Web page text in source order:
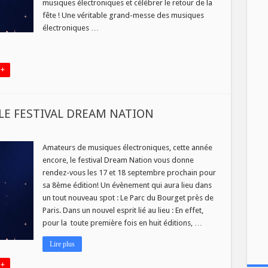
musiques électroniques et célébrer le retour de la
fête ! Une véritable grand-messe des musiques
électroniques …
FESTIVAL DREAM NATION
Amateurs de musiques électroniques, cette année
encore, le festival Dream Nation vous donne
rendez-vous les 17 et 18 septembre prochain pour
sa 8ème édition! Un évènement qui aura lieu dans
un tout nouveau spot : Le Parc du Bourget près de
Paris. Dans un nouvel esprit lié au lieu : En effet,
pour la toute première fois en huit éditions, …
Lire plus